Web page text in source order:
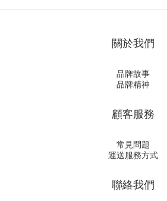
關於我們
品牌故事
品牌精神
顧客服務
常見問題
運送服務方式
聯絡我們